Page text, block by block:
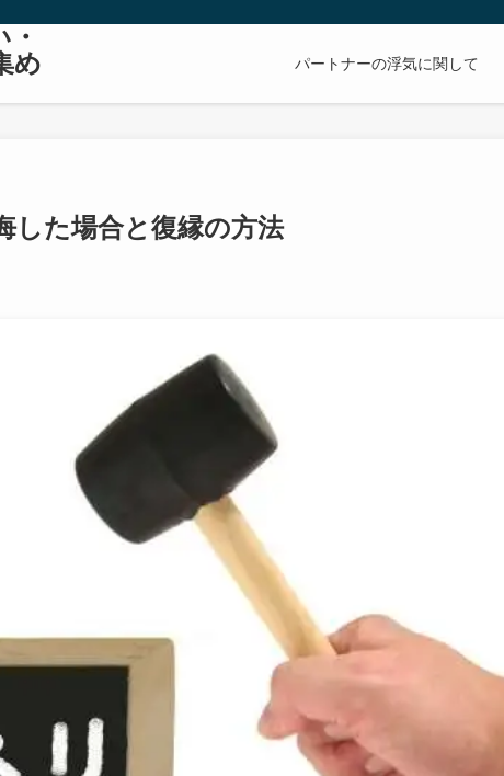
め
パートナーの浮気に関して
した場合と復縁の方法